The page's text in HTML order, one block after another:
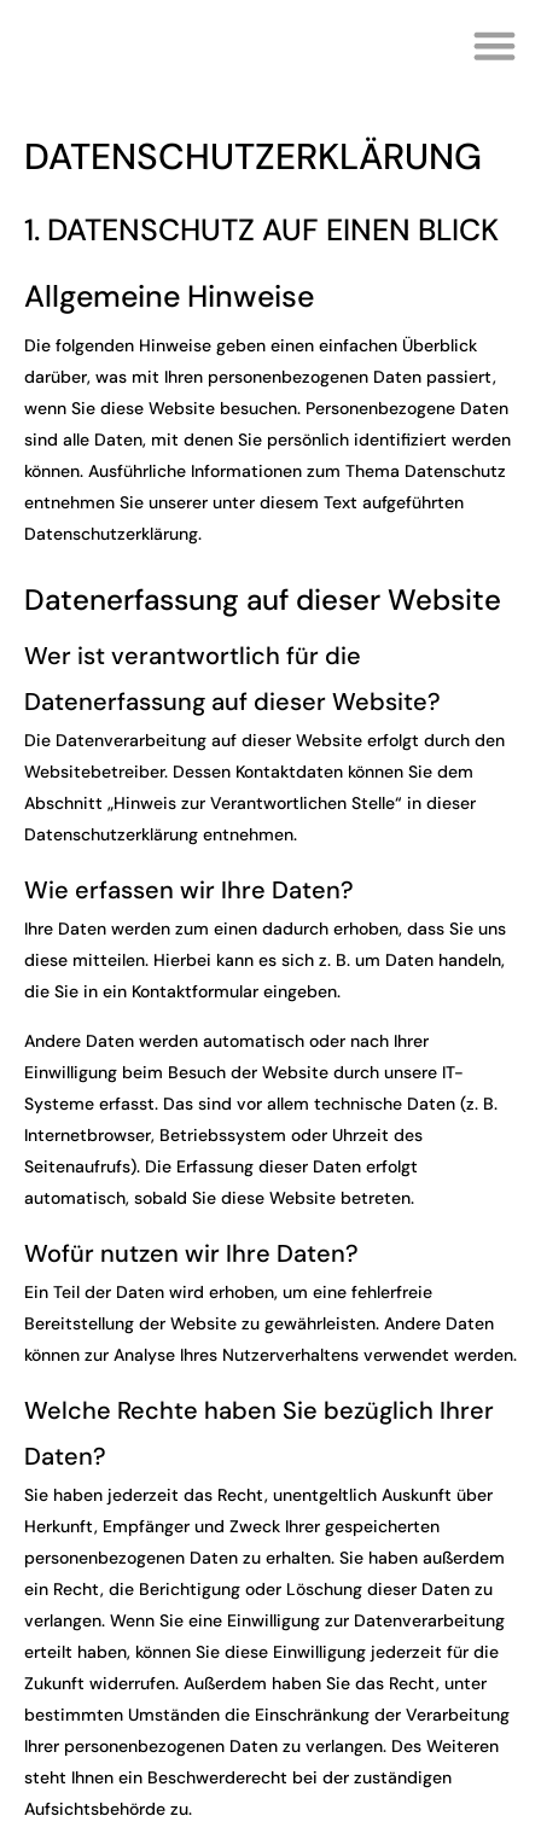
DATENSCHUTZ­ERKLÄRUNG
1. DATENSCHUTZ AUF EINEN BLICK
Allgemeine Hinweise
Die folgenden Hinweise geben einen einfachen Überblick
darüber, was mit Ihren personenbezogenen Daten passiert,
wenn Sie diese Website besuchen. Personenbezogene Daten
sind alle Daten, mit denen Sie persönlich identifiziert werden
können. Ausführliche Informationen zum Thema Datenschutz
entnehmen Sie unserer unter diesem Text aufgeführten
Datenschutzerklärung.
Datenerfassung auf dieser Website
Wer ist verantwortlich für die
Datenerfassung auf dieser Website?
Die Datenverarbeitung auf dieser Website erfolgt durch den
Websitebetreiber. Dessen Kontaktdaten können Sie dem
Abschnitt „Hinweis zur Verantwortlichen Stelle“ in dieser
Datenschutzerklärung entnehmen.
Wie erfassen wir Ihre Daten?
Ihre Daten werden zum einen dadurch erhoben, dass Sie uns
diese mitteilen. Hierbei kann es sich z. B. um Daten handeln,
die Sie in ein Kontaktformular eingeben.
Andere Daten werden automatisch oder nach Ihrer
Einwilligung beim Besuch der Website durch unsere IT-
Systeme erfasst. Das sind vor allem technische Daten (z. B.
Internetbrowser, Betriebssystem oder Uhrzeit des
Seitenaufrufs). Die Erfassung dieser Daten erfolgt
automatisch, sobald Sie diese Website betreten.
Wofür nutzen wir Ihre Daten?
Ein Teil der Daten wird erhoben, um eine fehlerfreie
Bereitstellung der Website zu gewährleisten. Andere Daten
können zur Analyse Ihres Nutzerverhaltens verwendet werden.
Welche Rechte haben Sie bezüglich Ihrer
Daten?
Sie haben jederzeit das Recht, unentgeltlich Auskunft über
Herkunft, Empfänger und Zweck Ihrer gespeicherten
personenbezogenen Daten zu erhalten. Sie haben außerdem
ein Recht, die Berichtigung oder Löschung dieser Daten zu
verlangen. Wenn Sie eine Einwilligung zur Datenverarbeitung
erteilt haben, können Sie diese Einwilligung jederzeit für die
Zukunft widerrufen. Außerdem haben Sie das Recht, unter
bestimmten Umständen die Einschränkung der Verarbeitung
Ihrer personenbezogenen Daten zu verlangen. Des Weiteren
steht Ihnen ein Beschwerderecht bei der zuständigen
Aufsichtsbehörde zu.